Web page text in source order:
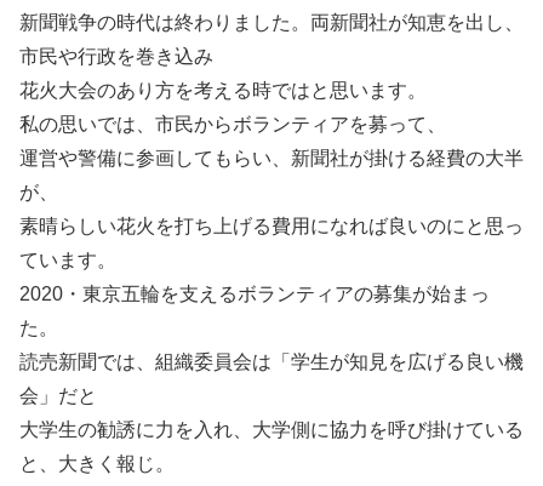
新聞戦争の時代は終わりました。両新聞社が知恵を出し、
市民や行政を巻き込み
花火大会のあり方を考える時ではと思います。
私の思いでは、市民からボランティアを募って、
運営や警備に参画してもらい、新聞社が掛ける経費の大半
が、
素晴らしい花火を打ち上げる費用になれば良いのにと思っ
ています。
2020・東京五輪を支えるボランティアの募集が始まっ
た。
読売新聞では、組織委員会は「学生が知見を広げる良い機
会」だと
大学生の勧誘に力を入れ、大学側に協力を呼び掛けている
と、大きく報じ。